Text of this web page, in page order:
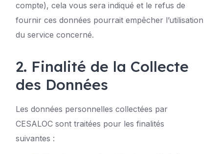
compte), cela vous sera indiqué et le refus de
fournir ces données pourrait empêcher l’utilisation
du service concerné.
2. Finalité de la Collecte
des Données
Les données personnelles collectées par
CESALOC sont traitées pour les finalités
suivantes :